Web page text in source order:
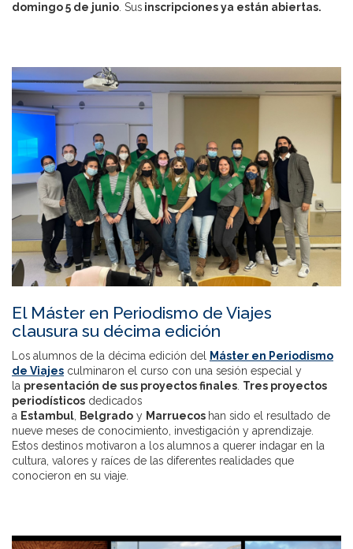
domingo 5 de junio . Sus inscripciones ya están abiertas.
El Máster en Periodismo de Viajes
clausura su décima edición
Los alumnos de la décima edición del Máster en Periodismo
de Viajes culminaron el curso con una sesión especial y
la presentación de sus proyectos finales. Tres proyectos
periodísticos dedicados
a Estambul, Belgrado y Marruecos han sido el resultado de
nueve meses de conocimiento, investigación y aprendizaje.
Estos destinos motivaron a los alumnos a querer indagar en la
cultura, valores y raíces de las diferentes realidades que
conocieron en su viaje.